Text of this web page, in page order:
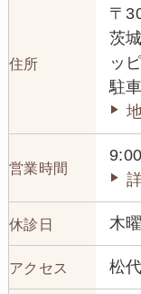
住所
〒
茨
ッ
駐
営業時間
休診日 木
アクセス 松